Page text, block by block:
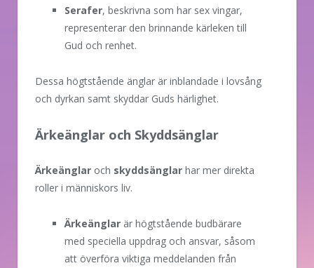
Serafer, beskrivna som har sex vingar,
representerar den brinnande kärleken till
Gud och renhet.
Dessa högtstående änglar är inblandade i lovsång
och dyrkan samt skyddar Guds härlighet.
Ärkeänglar och Skyddsänglar
Ärkeänglar och skyddsänglar har mer direkta
roller i människors liv.
Ärkeänglar är högtstående budbärare
med speciella uppdrag och ansvar, såsom
att överföra viktiga meddelanden från